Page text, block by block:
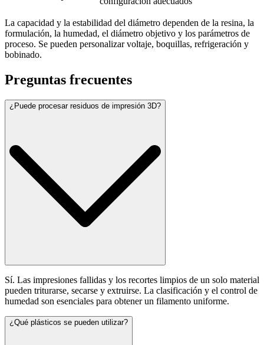
La capacidad y la estabilidad del diámetro dependen de la resina, la
formulación, la humedad, el diámetro objetivo y los parámetros de
proceso. Se pueden personalizar voltaje, boquillas, refrigeración y
bobinado.
Preguntas frecuentes
¿Puede procesar residuos de impresión 3D?
Sí. Las impresiones fallidas y los recortes limpios de un solo material
pueden triturarse, secarse y extruirse. La clasificación y el control de
humedad son esenciales para obtener un filamento uniforme.
¿Qué plásticos se pueden utilizar?